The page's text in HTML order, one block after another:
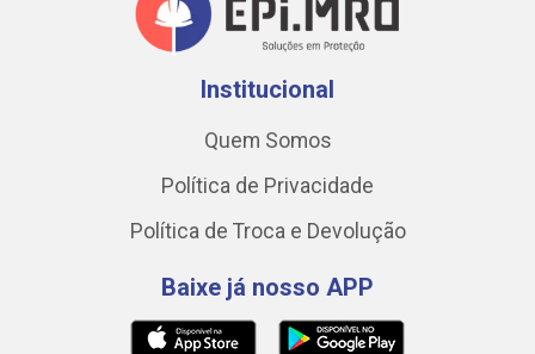
Institucional
Quem Somos
Política de Privacidade
Política de Troca e Devolução
Baixe já nosso APP